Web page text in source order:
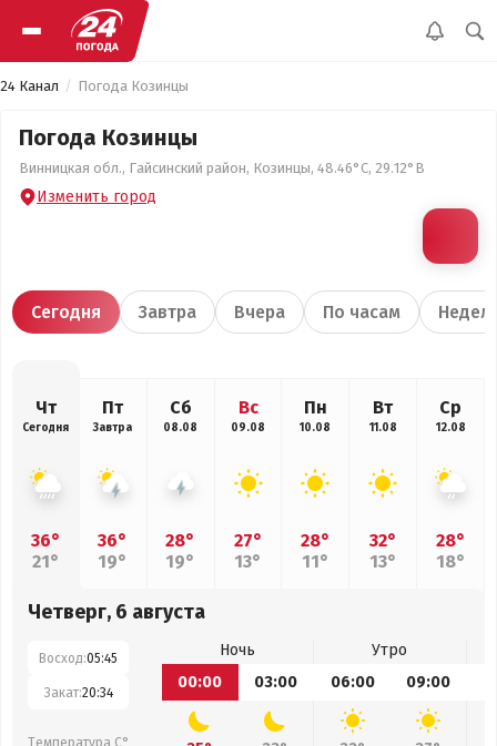
24 Канал Погода Козинцы
Погода Козинцы
Винницкая обл., Гайсинский район, Козинцы, 48.46°С, 29.12°В
Изменить город
Сегодня Завтра Вчера По часам
Чт
Сегодня
36°
21°
Пт
Завтра
36°
19°
Сб
08.08
28°
19°
Вс
09.08
27°
13°
Пн
10.08
28°
11°
Вт
11.08
32°
13°
Ср
12.08
28°
18°
Четверг, 6 августа
Восход:05:45
Закат:20:34
Температура С°
Ночь
Утро
00:00
03:00 06:00 09:00